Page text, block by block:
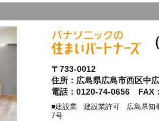
〒733-0012
住所：広島県広島市西区中
電話：0120-74-0656 FAX
■建設業 建設業許可 広島県知
7号